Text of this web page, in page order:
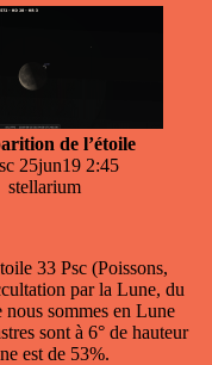
de l’étoile
25jun19 2:45
stellarium
33 Psc (Poissons,
par la Lune, du
sommes en Lune
sont à 6° de hauteur
est de 53%.